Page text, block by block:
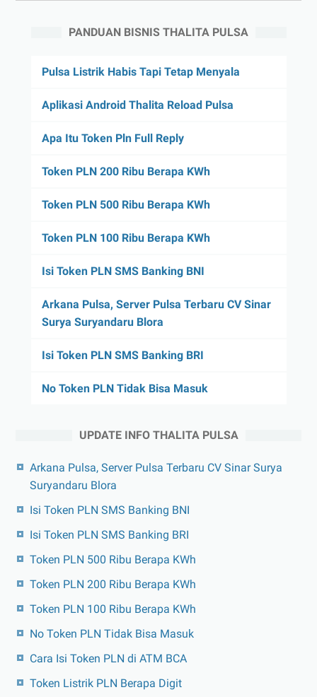
PANDUAN BISNIS THALITA PULSA
Pulsa Listrik Habis Tapi Tetap Menyala
Aplikasi Android Thalita Reload Pulsa
Apa Itu Token Pln Full Reply
Token PLN 200 Ribu Berapa KWh
Token PLN 500 Ribu Berapa KWh
Token PLN 100 Ribu Berapa KWh
Isi Token PLN SMS Banking BNI
Arkana Pulsa, Server Pulsa Terbaru CV Sinar
Surya Suryandaru Blora
Isi Token PLN SMS Banking BRI
No Token PLN Tidak Bisa Masuk
UPDATE INFO THALITA PULSA
Arkana Pulsa, Server Pulsa Terbaru CV Sinar Surya
Suryandaru Blora
Isi Token PLN SMS Banking BNI
Isi Token PLN SMS Banking BRI
Token PLN 500 Ribu Berapa KWh
Token PLN 200 Ribu Berapa KWh
Token PLN 100 Ribu Berapa KWh
No Token PLN Tidak Bisa Masuk
Cara Isi Token PLN di ATM BCA
Token Listrik PLN Berapa Digit